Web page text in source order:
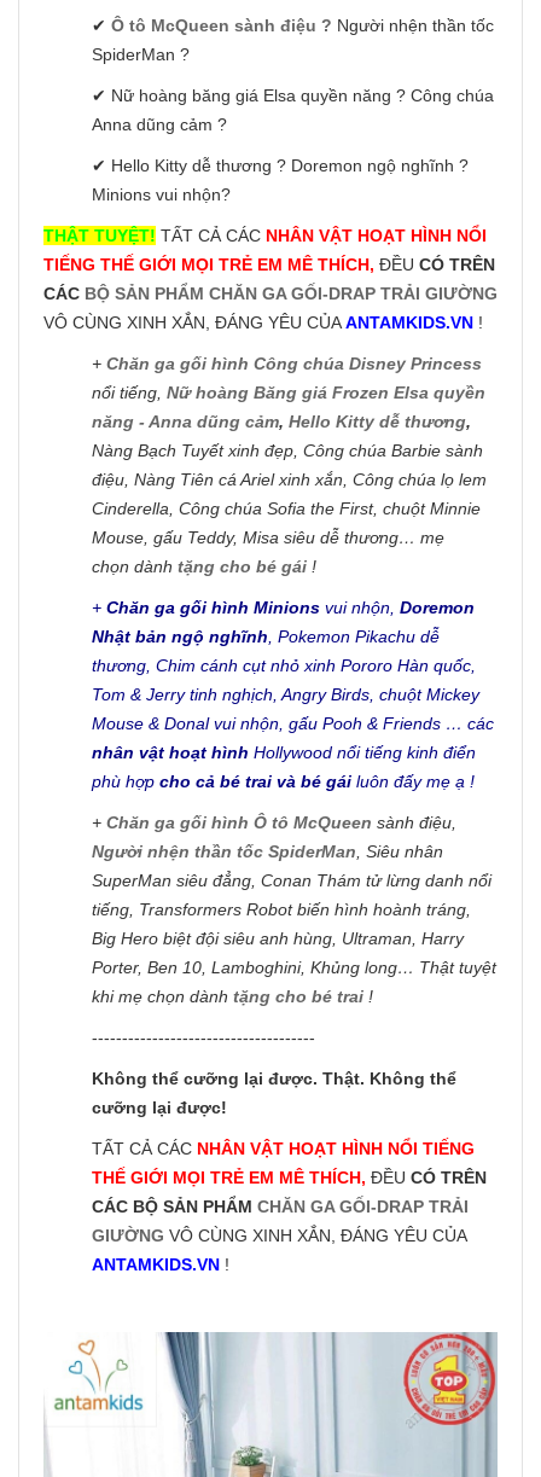
✔ Ô tô McQueen sành điệu ? Người nhện thần tốc
SpiderMan ?
✔ Nữ hoàng băng giá Elsa quyền năng ? Công chúa
Anna dũng cảm ?
✔ Hello Kitty dễ thương ? Doremon ngộ nghĩnh ?
Minions vui nhộn?
THẬT TUYỆT! TẤT CẢ CÁC NHÂN VẬT HOẠT HÌNH NỔI
TIẾNG THẾ GIỚI MỌI TRẺ EM MÊ THÍCH, ĐỀU CÓ TRÊN
CÁC BỘ SẢN PHẨM CHĂN GA GỐI-DRAP TRẢI GIƯỜNG
VÔ CÙNG XINH XẮN, ĐÁNG YÊU CỦAANTAMKIDS.VN !
+ Chăn ga gối hình Công chúa Disney Princess
nổi tiếng, Nữ hoàng Băng giá Frozen Elsa quyền
năng - Anna dũng cảm, Hello Kitty dễ thương,
Nàng Bạch Tuyết xinh đẹp, Công chúa Barbie sành
điệu, Nàng Tiên cá Ariel xinh xắn, Công chúa lọ lem
Cinderella, Công chúa Sofia the First, chuột Minnie
Mouse, gấu Teddy, Misa siêu dễ thương… mẹ
chọn dành tặng cho bé gái !
+ Chăn ga gối hình Minions vui nhộn, Doremon
Nhật bản ngộ nghĩnh , Pokemon Pikachu dễ
thương, Chim cánh cụt nhỏ xinh Pororo Hàn quốc,
Tom & Jerry tinh nghịch, Angry Birds, chuột Mickey
Mouse & Donal vui nhộn, gấu Pooh & Friends … các
nhân vật hoạt hình Hollywood nổi tiếng kinh điển
phù hợp cho cả bé trai và bé gái luôn đấy mẹ ạ !
+ Chăn ga gối hình Ô tô McQueen sành điệu,
Người nhện thần tốc SpiderMan , Siêu nhân
SuperMan siêu đẳng, Conan Thám tử lừng danh nổi
tiếng, Transformers Robot biến hình hoành tráng,
Big Hero biệt đội siêu anh hùng, Ultraman, Harry
Porter, Ben 10, Lamboghini, Khủng long… Thật tuyệt
khi mẹ chọn dành tặng cho bé trai !
-------------------------------------
Không thể cưỡng lại được. Thật. Không thể
cưỡng lại được!
TẤT CẢ CÁC NHÂN VẬT HOẠT HÌNH NỔI TIẾNG
THẾ GIỚI MỌI TRẺ EM MÊ THÍCH, ĐỀU CÓ TRÊN
CÁC BỘ SẢN PHẨM CHĂN GA GỐI-DRAP TRẢI
GIƯỜNG VÔ CÙNG XINH XẮN, ĐÁNG YÊU CỦA
ANTAMKIDS.VN !